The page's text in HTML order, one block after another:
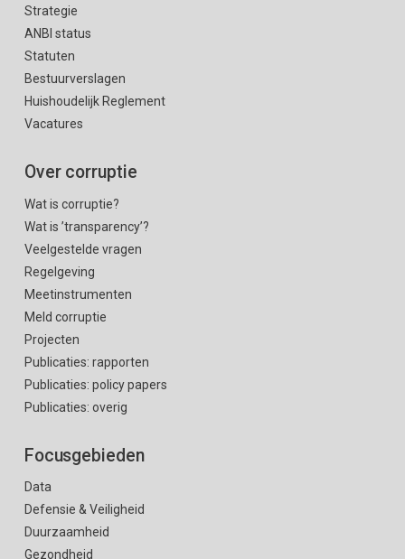
Strategie
ANBI status
Statuten
Bestuurverslagen
Huishoudelijk Reglement
Vacatures
Over corruptie
Wat is corruptie?
Wat is ’transparency’?
Veelgestelde vragen
Regelgeving
Meetinstrumenten
Meld corruptie
Projecten
Publicaties: rapporten
Publicaties: policy papers
Publicaties: overig
Focusgebieden
Data
Defensie & Veiligheid
Duurzaamheid
Gezondheid